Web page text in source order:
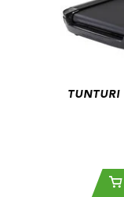
TUNTURI